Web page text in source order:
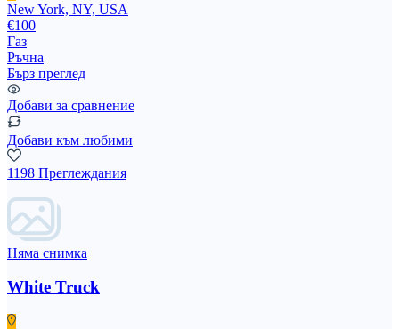
New York, NY, USA
€100
Газ
Ръчна
Бърз преглед
Добави за сравнение
Добави към любими
1198 Преглеждания
Няма снимка
White Truck